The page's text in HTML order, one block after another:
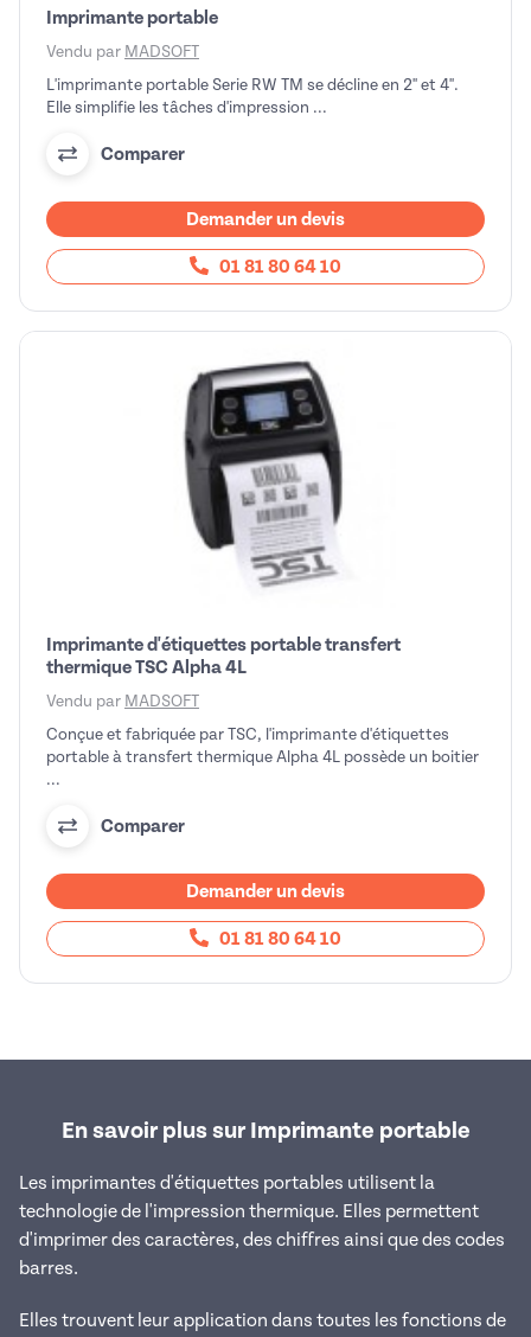
Imprimante portable
Vendu par MADSOFT
L'imprimante portable Serie RW TM se décline en 2'' et 4''.
Elle simplifie les tâches d'impression ...
Comparer
Demander un devis
01 81 80 64 10
Imprimante d'étiquettes portable transfert
thermique TSC Alpha 4L
Vendu par MADSOFT
Conçue et fabriquée par TSC, l'imprimante d'étiquettes
portable à transfert thermique Alpha 4L possède un boitier
...
Comparer
Demander un devis
01 81 80 64 10
En savoir plus sur Imprimante portable
Les imprimantes d'étiquettes portables utilisent la
technologie de l'impression thermique. Elles permettent
d'imprimer des caractères, des chiffres ainsi que des codes
barres.
Elles trouvent leur application dans toutes les fonctions de